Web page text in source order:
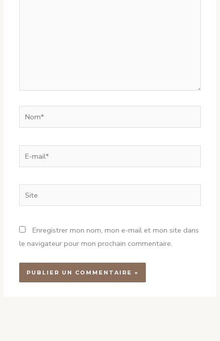
Nom*
mail*
Site
Enregistrer mon nom, mon e-mail et mon site dans
le navigateur pour mon prochain commentaire.